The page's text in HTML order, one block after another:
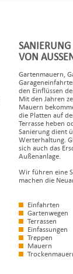
VON
Gartenmauern,
den Einflüssen
Mit den Jahren
Mauern
die Platten auf
Terrasse heben
Sanierung dient
Werterhaltung.
sich auch das
Außenanlage.
Wir führen eine
machen die
Einfahrten
Gartenwegen
Terrassen
Einfassungen
Treppen
Mauern